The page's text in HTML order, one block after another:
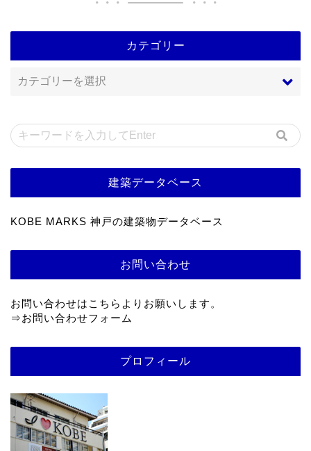
カテゴリー
建築データベース
KOBE MARKS 神戸の建築物データベース
お問い合わせ
お問い合わせはこちらよりお願いします。
⇒お問い合わせフォーム
プロフィール